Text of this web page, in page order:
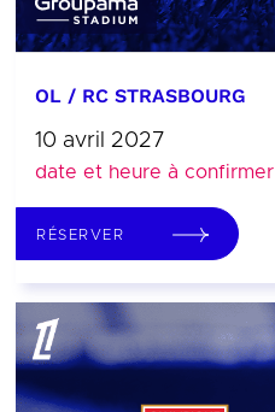
OL / RC STRASBOURG
10 avril 2027
date et heure à confirmer
RÉSERVER